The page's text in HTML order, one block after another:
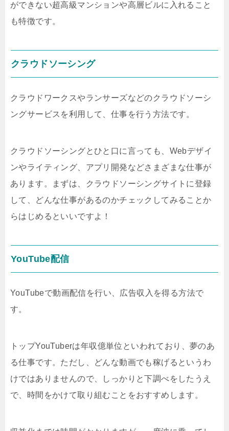
ができない超高級マンションや高層ビルに入れること
も特徴です。
クラウドソーシング
クラウドワークスやランサーズなどのクラウドソーシ
ングサービスを利用して、仕事を行う方法です。
クラウドソーシングとひと口に言っても、 Webデザイ
ンやライティング、アプリ開発などさまざまな仕事が
あります。まずは、クラウドソーシングサイトに登録
して、どんな仕事があるのかチェックしてみることか
らはじめるといいですよ！
YouTube配信
YouTubeで動画配信を行い、広告収入を得る方法で
す。
トップYouTuberは年収億単位といわれており、夢のあ
る仕事です。ただし、どんな動画でも稼げるというわ
けではありませんので、しっかりと下調べをしたうえ
で、時間をかけて取り組むことをおすすめします。